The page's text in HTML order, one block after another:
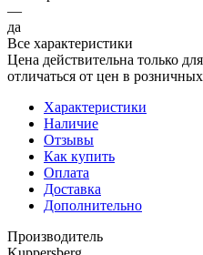
—
да
Все характеристики
Цена действительна только
отличаться от цен в
Характеристики
Наличие
Отзывы
Как купить
Оплата
Доставка
Дополнительно
Производитель